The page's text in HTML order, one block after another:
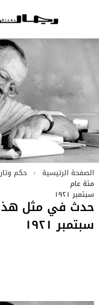
الصفحة الرئيسية › حكم
مئة عام
سبتمبر ١٩٢١
حدث في مثل
سبتمبر ١٩٢١